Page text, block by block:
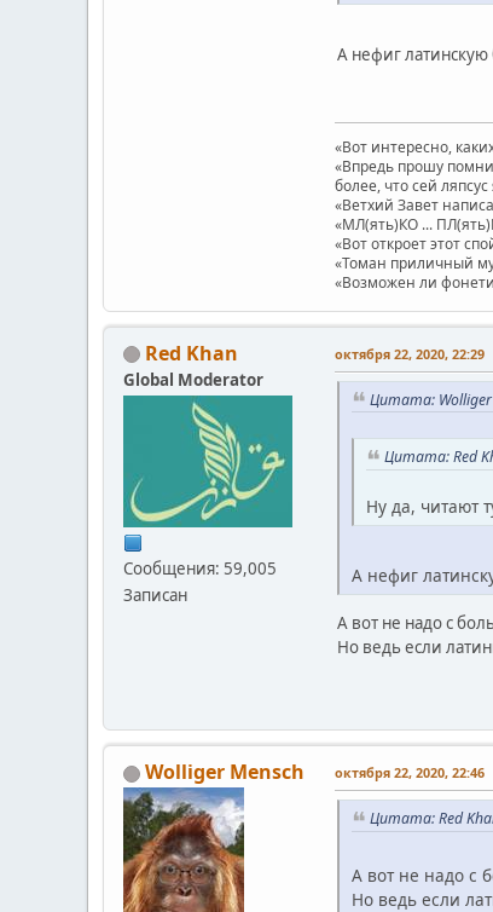
А нефиг
«Вот интересно,
«Впредь прошу
более, что сей
«Ветхий Завет
«МЛ(ять)КО ...
«Вот откроет этот
«Томан приличный
«Возможен ли
Red Khan
Global Moderator
Сообщения: 59,005
Записан
октября 22, 2020, 22:29
Цитата: Wolliger
Цитата: Red
Ну да, читают
А нефиг
А вот не надо с
Но ведь если
Wolliger Mensch октября 22, 2020, 22:46
Цитата: Red
А вот не надо с
Но ведь если